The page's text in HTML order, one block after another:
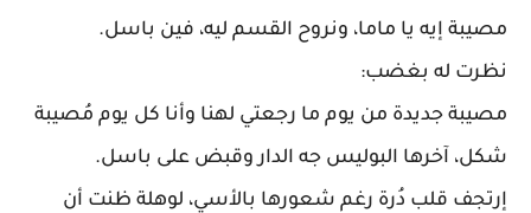
مصيبة إيه يا ماما، ونروح القسم ليه، فين باسل.
نظرت له بغضب:
مصيبة جديدة من يوم ما رجعتي لهنا وأنا كل يوم مُصيبة
شكل، آخرها البوليس جه الدار وقبض على باسل.
إرتجف قلب دُرة رغم شعورها بالأسي، لوهلة ظنت أن